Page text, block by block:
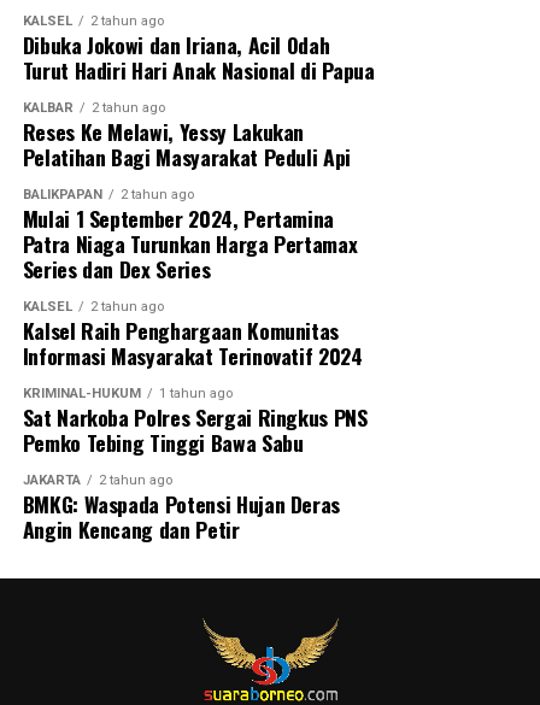
KALSEL 2 tahun ago
Dibuka Jokowi dan Iriana, Acil Odah
Turut Hadiri Hari Anak Nasional di Papua
KALBAR 2 tahun ago
Reses Ke Melawi, Yessy Lakukan
Pelatihan Bagi Masyarakat Peduli Api
BALIKPAPAN 2 tahun ago
Mulai 1 September 2024, Pertamina
Patra Niaga Turunkan Harga Pertamax
Series dan Dex Series
KALSEL 2 tahun ago
Kalsel Raih Penghargaan Komunitas
Informasi Masyarakat Terinovatif 2024
KRIMINAL-HUKUM 1 tahun ago
Sat Narkoba Polres Sergai Ringkus PNS
Pemko Tebing Tinggi Bawa Sabu
JAKARTA 2 tahun ago
BMKG: Waspada Potensi Hujan Deras
Angin Kencang dan Petir